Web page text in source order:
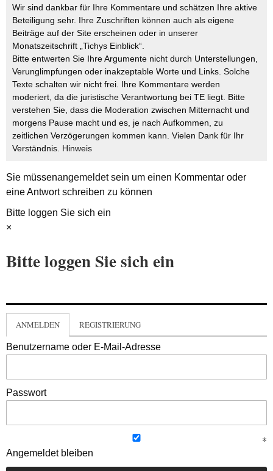
Wir sind dankbar für Ihre Kommentare und schätzen Ihre aktive
Beteiligung sehr. Ihre Zuschriften können auch als eigene
Beiträge auf der Site erscheinen oder in unserer
Monatszeitschrift „Tichys Einblick“.
Bitte entwerten Sie Ihre Argumente nicht durch Unterstellungen,
Verunglimpfungen oder inakzeptable Worte und Links. Solche
Texte schalten wir nicht frei. Ihre Kommentare werden
moderiert, da die juristische Verantwortung bei TE liegt. Bitte
verstehen Sie, dass die Moderation zwischen Mitternacht und
morgens Pause macht und es, je nach Aufkommen, zu
zeitlichen Verzögerungen kommen kann. Vielen Dank für Ihr
Verständnis. Hinweis
Sie müssenangemeldetsein um einen Kommentar oder
eine Antwort schreiben zu können
Bitte loggen Sie sich ein
×
Bitte loggen Sie sich ein
ANMELDEN REGISTRIERUNG
Benutzername oder E-Mail-Adresse
Passwort
Angemeldet bleiben